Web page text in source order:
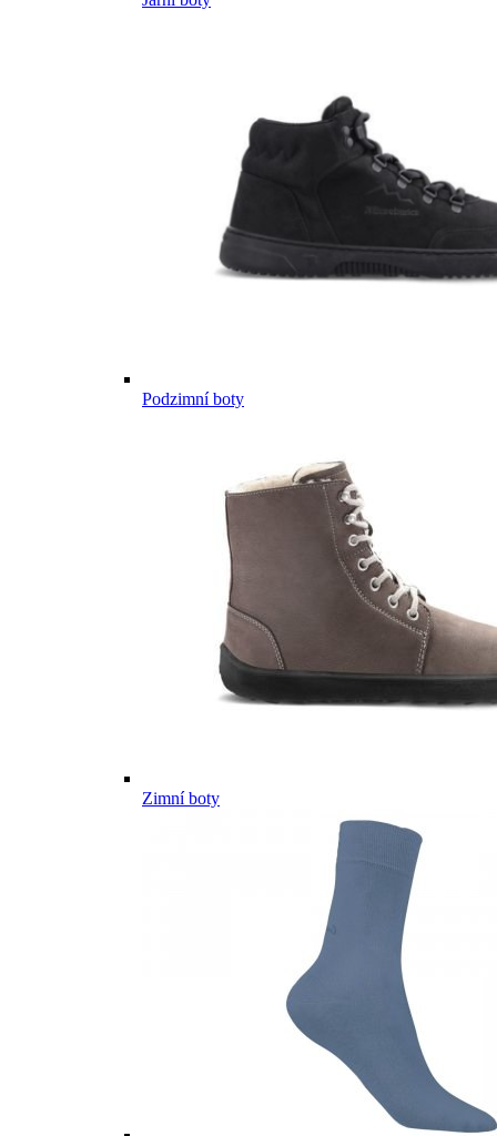
Podzimní boty
Zimní boty